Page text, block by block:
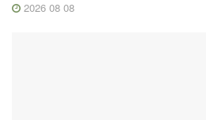
2026 08 08